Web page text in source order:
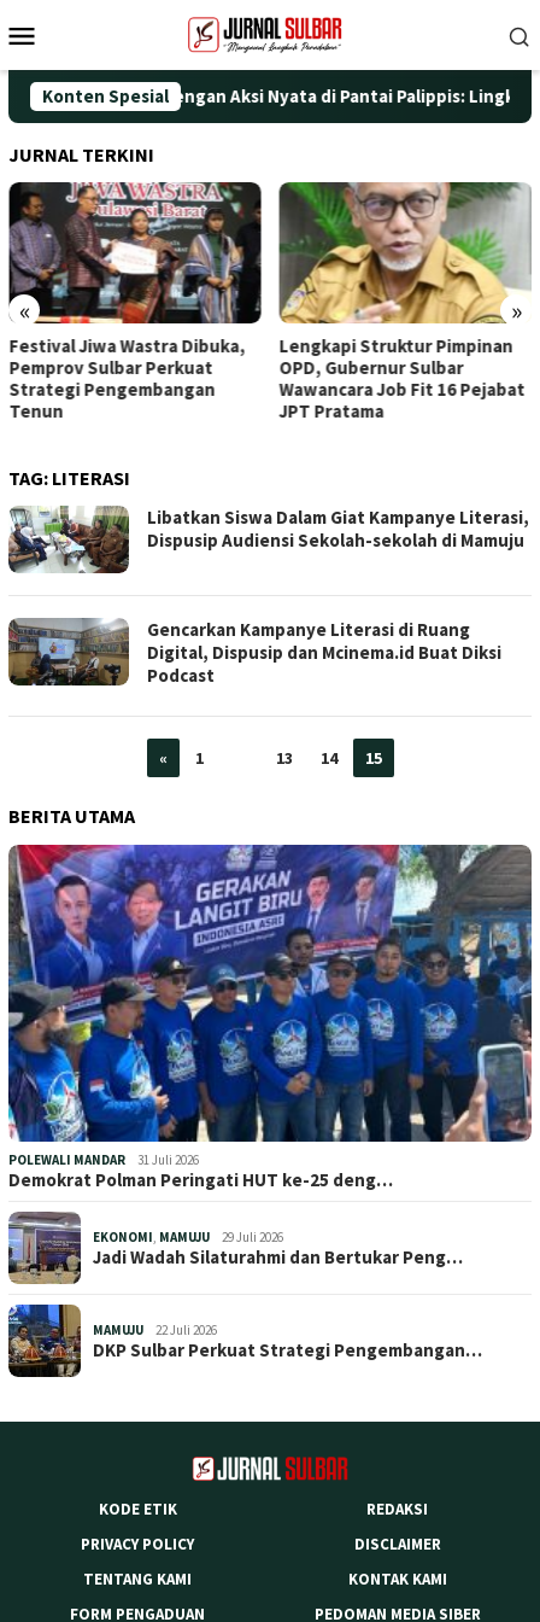
ke
Mobile
Konten Spesial
HUT ke-25 dengan Aksi Nyata di Pantai Palippis:
JURNAL TERKINI
« »
Festival Jiwa Wastra Dibuka,
Pemprov Sulbar Perkuat
Strategi Pengembangan
Tenun
Lengkapi Struktur Pimpinan
OPD, Gubernur Sulbar
Wawancara Job Fit 16 Pejabat
JPT Pratama
TAG: LITERASI
Libatkan Siswa Dalam Giat Kampanye Literasi,
Dispusip Audiensi Sekolah-sekolah di Mamuju
Gencarkan Kampanye Literasi di Ruang
Digital, Dispusip dan Mcinema.id Buat Diksi
Podcast
« 1 13 14 15
BERITA UTAMA
POLEWALI MANDAR 31 Juli 2026
Demokrat Polman Peringati HUT ke-25 deng…
EKONOMI, MAMUJU 29 Juli 2026
Jadi Wadah Silaturahmi dan Bertukar Peng…
MAMUJU 22 Juli 2026
DKP Sulbar Perkuat Strategi Pengembangan…
KODE ETIK
REDAKSI
PRIVACY POLICY
DISCLAIMER
TENTANG KAMI
KONTAK KAMI
FORM PENGADUAN
PEDOMAN MEDIA SIBER